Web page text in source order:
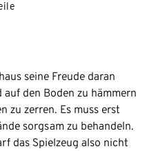
seine Freude daran
den Boden zu hämmern
zu zerren. Es muss erst
sorgsam zu behandeln.
das Spielzeug also nicht